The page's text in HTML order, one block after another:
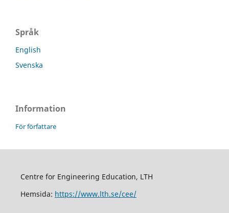
Språk
English
Svenska
Information
För författare
Centre for Engineering Education, LTH
Hemsida: https://www.lth.se/cee/